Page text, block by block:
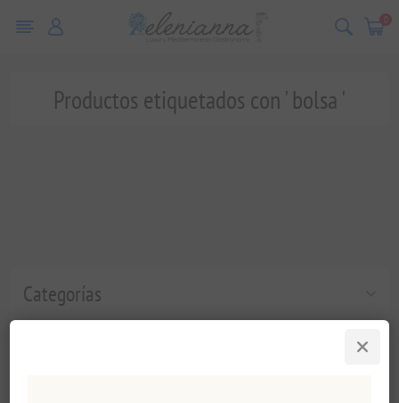
0
Categorías
Productos etiquetados con ' bolsa '